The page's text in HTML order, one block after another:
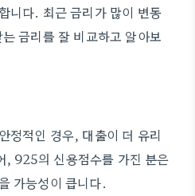
니다. 최근 금리가 많이 변동
금리를 잘 비교하고 알아보
정적인 경우, 대출이 더 유리
, 925의 신용점수를 가진 분은
가능성이 큽니다.